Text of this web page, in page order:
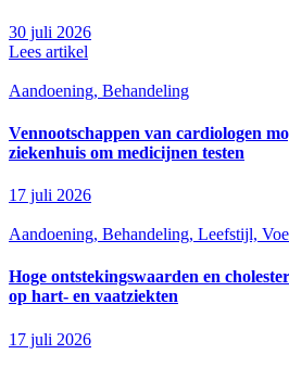
30 juli 2026
Lees artikel
Aandoening, Behandeling
Vennootschappen van cardiologen
ziekenhuis om medicijnen testen
17 juli 2026
Aandoening, Behandeling, Leefstijl,
Hoge ontstekingswaarden en
op hart- en vaatziekten
17 juli 2026